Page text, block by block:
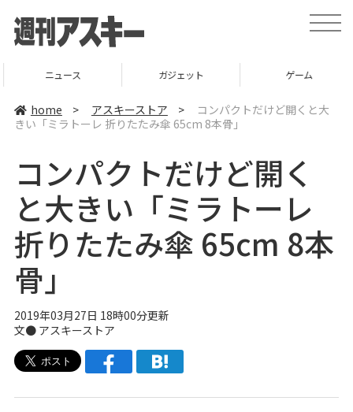
t
o
a
v
ニュース ガジェット ゲーム
home > アスキーストア >
コンパクトだけど開くと大
きい「ミラトーレ 折りたたみ傘 65cm 8本骨」
コンパクトだけど開く
と大きい「ミラトーレ
折りたたみ傘 65cm 8本
骨」
2019年03月27日 18時00分更新
文● アスキーストア